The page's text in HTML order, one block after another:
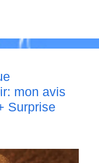
mon avis
Surprise